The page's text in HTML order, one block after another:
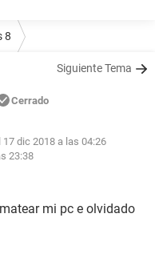
8
Siguiente Tema
Cerrado
dic 2018 a las 04:26
23:38
mi pc e olvidado